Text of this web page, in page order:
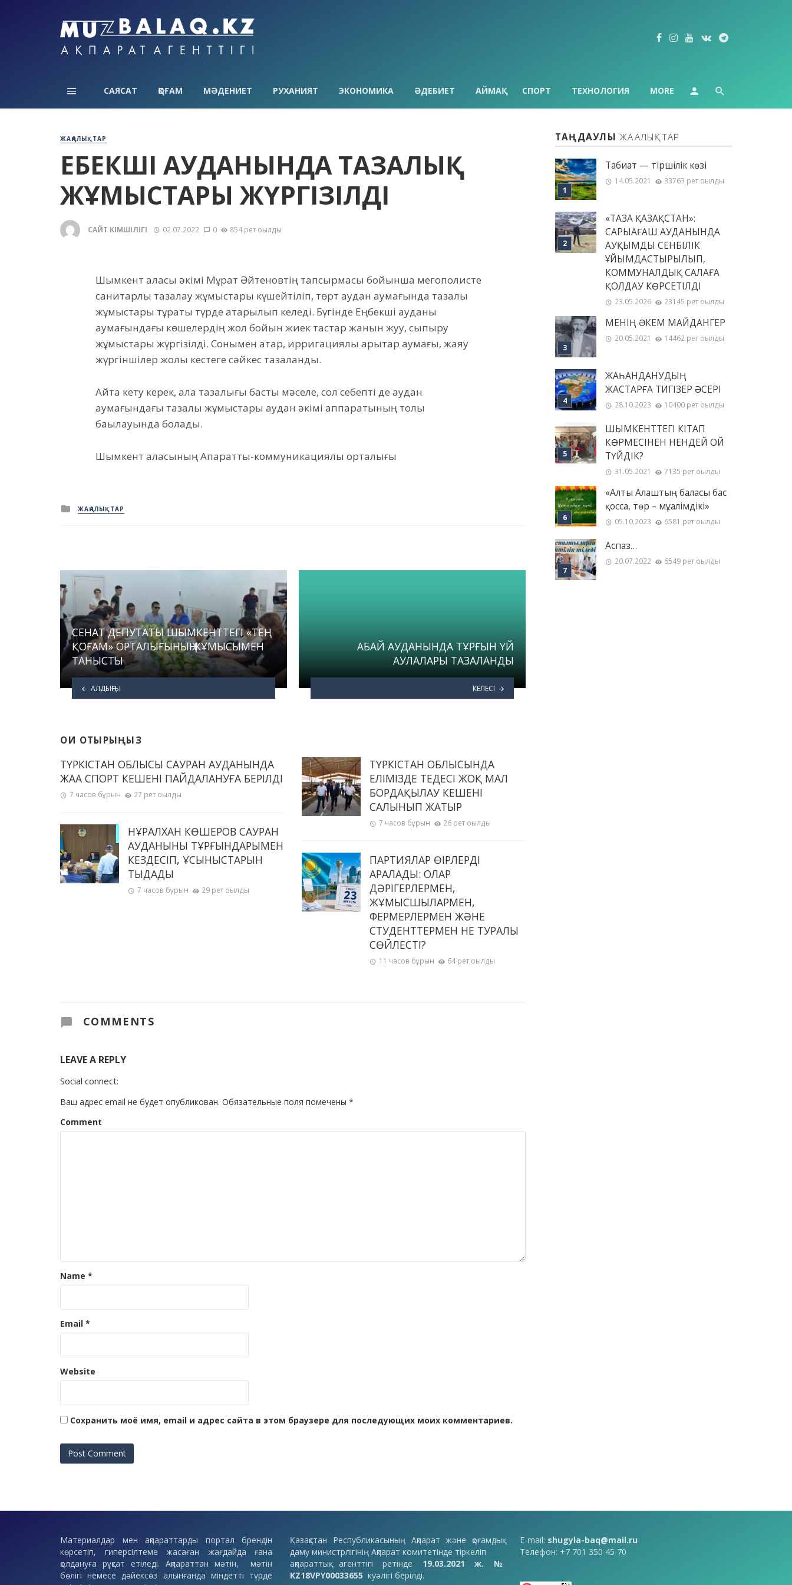
САЯСАТ ҚОҒАМ МӘДЕНИЕТ РУХАНИЯТ ЭКОНОМИКА ӘДЕБИЕТ АЙМАҚ СПОРТ ТЕХНОЛОГИЯ MORE
ЖАҢАЛЫҚТАР
ЕҢБЕКШІ АУДАНЫНДА ТАЗАЛЫҚ
ЖҰМЫСТАРЫ ЖҮРГІЗІЛДІ
САЙТ ӘКІМШІЛІГІ 02.07.2022 0 854 рет оқылды
Шымкент қаласы әкімі Мұрат Әйтеновтің тапсырмасы бойынша мегополисте
санитарлық тазалау жұмыстары күшейтіліп, төрт аудан аумағында тазалық
жұмыстары тұрақты түрде атқарылып келеді. Бүгінде Еңбекші ауданы
аумағындағы көшелердің жол бойын жиек тастар жанын жуу, сыпыру
жұмыстары жүргізілді. Сонымен қатар, ирригациялық арықтар аумағы, жаяу
жүргіншілер жолы кестеге сәйкес тазаланды.
Айта кету керек, қала тазалығы басты мәселе, сол себепті де аудан
аумағындағы тазалық жұмыстары аудан әкімі аппаратының толық
бақылауында болады.
Шымкент қаласының Ақпараттық-коммуникациялық орталығы
Posted
in
ЖАҢАЛЫҚТАР
СЕНАТ ДЕПУТАТЫ ШЫМКЕНТТЕГІ «ТЕҢ
ҚОҒАМ» ОРТАЛЫҒЫНЫҢ ЖҰМЫСЫМЕН
ТАНЫСТЫ
АЛДЫҢҒЫ
АБАЙ АУДАНЫНДА ТҰРҒЫН ҮЙ
АУЛАЛАРЫ ТАЗАЛАНДЫ
КЕЛЕСІ
ОҚИ ОТЫРЫҢЫЗ
ТҮРКІСТАН ОБЛЫСЫ САУРАН АУДАНЫНДА
ЖАҢА СПОРТ КЕШЕНІ ПАЙДАЛАНУҒА БЕРІЛДІ
7 часов бұрын 27 рет оқылды
НҰРАЛХАН КӨШЕРОВ САУРАН
АУДАНЫНЫҢ ТҰРҒЫНДАРЫМЕН
КЕЗДЕСІП, ҰСЫНЫСТАРЫН
ТЫҢДАДЫ
7 часов бұрын 29 рет оқылды
ТҮРКІСТАН ОБЛЫСЫНДА
ЕЛІМІЗДЕ ТЕҢДЕСІ ЖОҚ МАЛ
БОРДАҚЫЛАУ КЕШЕНІ
САЛЫНЫП ЖАТЫР
7 часов бұрын 26 рет оқылды
ПАРТИЯЛАР ӨҢІРЛЕРДІ
АРАЛАДЫ: ОЛАР
ДӘРІГЕРЛЕРМЕН,
ЖҰМЫСШЫЛАРМЕН,
ФЕРМЕРЛЕРМЕН ЖӘНЕ
СТУДЕНТТЕРМЕН НЕ ТУРАЛЫ
СӨЙЛЕСТІ?
11 часов бұрын 64 рет оқылды
COMMENTS
LEAVE A REPLY
Social connect:
Ваш адрес email не будет опубликован. Обязательные поля помечены *
Comment
Name *
Email *
Website
Сохранить моё имя, email и адрес сайта в этом браузере для последующих моих комментариев.
ТАҢДАУЛЫ ЖАҢАЛЫҚТАР
Табиғат — тіршілік көзі
14.05.2021 33763 рет оқылды
«ТАЗА ҚАЗАҚСТАН»:
САРЫАҒАШ АУДАНЫНДА
АУҚЫМДЫ СЕНБІЛІК
ҰЙЫМДАСТЫРЫЛЫП,
КОММУНАЛДЫҚ САЛАҒА
ҚОЛДАУ КӨРСЕТІЛДІ
23.05.2026 23145 рет оқылды
МЕНІҢ ƏКЕМ МАЙДАНГЕР
20.05.2021 14462 рет оқылды
ЖАҺАНДАНУДЫҢ
ЖАСТАРҒА ТИГІЗЕР ӘСЕРІ
28.10.2023 10400 рет оқылды
ШЫМКЕНТТЕГІ КІТАП
КӨРМЕСІНЕН НЕНДЕЙ ОЙ
ТҮЙДІК?
31.05.2021 7135 рет оқылды
«Алты Алаштың баласы бас
қосса, төр – мұғалімдікі»
05.10.2023 6581 рет оқылды
Аспаз…
20.07.2022 6549 рет оқылды
Материалдар мен ақпараттарды портал брендін
көрсетіп, гиперсілтеме жасаған жағдайда ғана
қолдануға рұқсат етіледі. Ақпараттан мәтін, мәтін
бөлігі немесе дәйексөз алынғанда міндетті түрде
Қазақстан Республикасының Ақпарат және қоғамдық
даму министрлігінің Ақпарат комитетінде тіркеліп
ақпараттық агенттігі ретінде 19.03.2021 ж. №
KZ18VPY00033655 куәлігі берілді.
E-mail: shugyla-baq@mail.ru
Телефон: +7 701 350 45 70